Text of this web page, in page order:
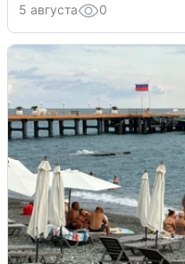
5 августа 0